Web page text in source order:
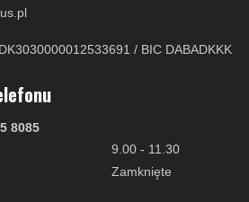
/ BIC DABADKKK
8085
9.00 - 11.30
Zamknięte